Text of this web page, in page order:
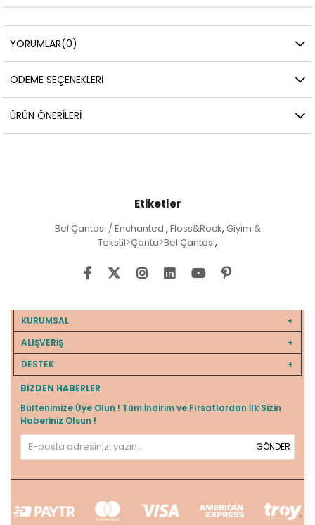
YORUMLAR(0)
ÖDEME SEÇENEKLERI
ÜRÜN ÖNERILERI
Etiketler
Bel Çantası / Enchanted , Floss&Rock, Giyim &
Tekstil>Çanta>Bel Çantası,
KURUMSAL
ALIŞVERİŞ
DESTEK
BIZDEN HABERLER
Bültenimize Üye Olun ! Tüm İndirim ve Fırsatlardan İlk Sizin
Haberiniz Olsun !
GÖNDER